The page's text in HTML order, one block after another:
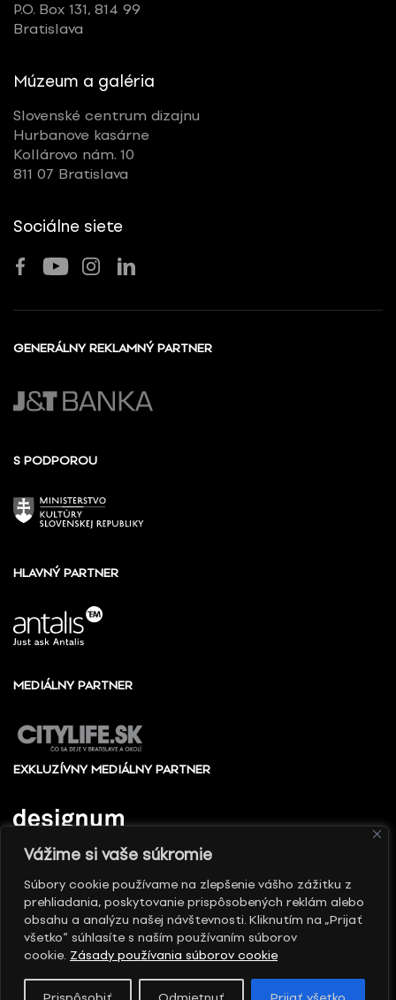
Vážime si vaše súkromie
Súbory cookie používame na zlepšenie vášho zážitku z
prehliadania, poskytovanie prispôsobených reklám alebo
obsahu a analýzu našej návštevnosti. Kliknutím na „Prijať
všetko“ súhlasíte s naším používaním súborov
cookie. Zásady používania súborov cookie
P.O. Box 131, 814 99
Bratislava
Múzeum a galéria
Slovenské centrum dizajnu
Hurbanove kasárne
Kollárovo nám. 10
811 07 Bratislava
Sociálne siete
GENERÁLNY REKLAMNÝ PARTNER
S PODPOROU
HLAVNÝ PARTNER
MEDIÁLNY PARTNER
EXKLUZÍVNY MEDIÁLNY PARTNER
© 2010 - 2026 Slovenské centrum dizajnu, Všetky
práva vyhradené